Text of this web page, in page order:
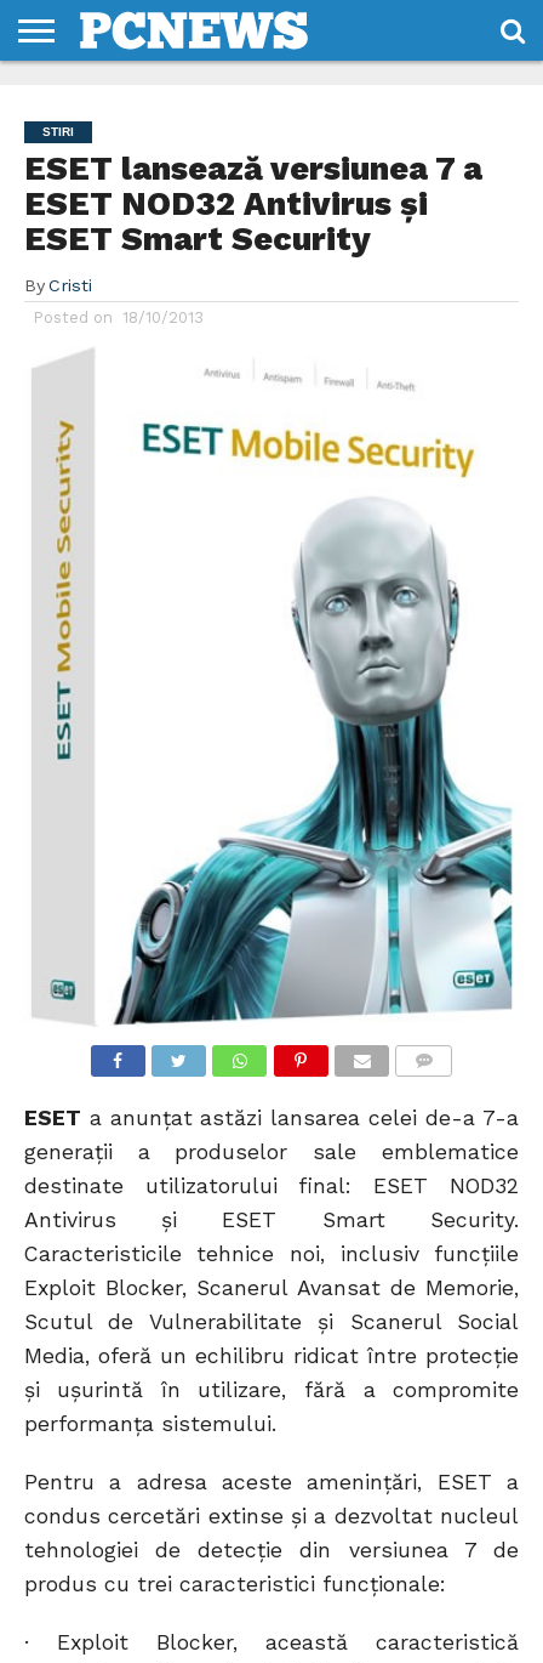
NOI
SI
CONDITII
STIRI
ESET lansează versiunea 7 a
ESET NOD32 Antivirus şi
ESET Smart Security
By Cristi
Posted on 18/10/2013
ESET a anunţat astăzi lansarea celei de-a 7-a
generații a produselor sale emblematice
destinate utilizatorului final: ESET NOD32
Antivirus şi ESET Smart Security.
Caracteristicile tehnice noi, inclusiv funcţiile
Exploit Blocker, Scanerul Avansat de Memorie,
Scutul de Vulnerabilitate și Scanerul Social
Media, oferă un echilibru ridicat între protecţie
şi uşurintă în utilizare, fără a compromite
performanța sistemului.
Pentru a adresa aceste ameninţări, ESET a
condus cercetări extinse şi a dezvoltat nucleul
tehnologiei de detecţie din versiunea 7 de
produs cu trei caracteristici funcţionale:
· Exploit Blocker, această caracteristică